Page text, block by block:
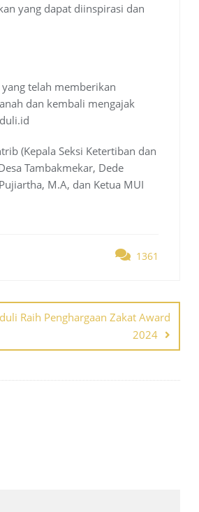
yang dapat diinspirasi dan
telah memberikan
dan kembali mengajak
(Kepala Seksi Ketertiban dan
Tambakmekar, Dede
M.A, dan Ketua MUI
1361
Raih Penghargaan Zakat Award
2024